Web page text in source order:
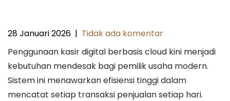
28 Januari 2026 | Tidak ada komentar
Penggunaan kasir digital berbasis cloud kini menjadi
kebutuhan mendesak bagi pemilik usaha modern.
Sistem ini menawarkan efisiensi tinggi dalam
mencatat setiap transaksi penjualan setiap hari.